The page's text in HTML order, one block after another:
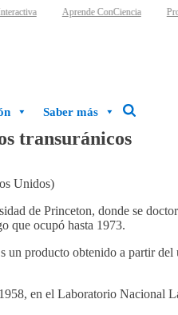
Aprende ConCiencia
Saber más
transuránicos
Unidos)
de Princeton, donde se
que ocupó hasta 1973.
un producto obtenido a partir del
en el Laboratorio Nacional